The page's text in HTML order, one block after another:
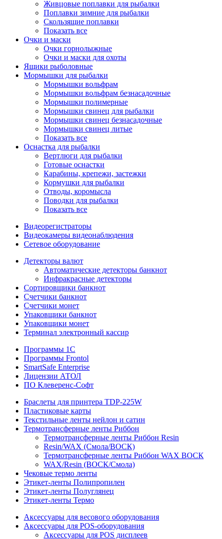
Живцовые поплавки для рыбалки
Поплавки зимние для рыбалки
Скользящие поплавки
Показать все
Очки и маски
Очки горнолыжные
Очки и маски для охоты
Ящики рыболовные
Мормышки для рыбалки
Мормышки вольфрам
Мормышки вольфрам безнасадочные
Мормышки полимерные
Мормышки свинец для рыбалки
Мормышки свинец безнасадочные
Мормышки свинец литые
Показать все
Оснастка для рыбалки
Вертлюги для рыбалки
Готовые оснастки
Карабины, крепежи, застежки
Кормушки для рыбалки
Отводы, коромысла
Поводки для рыбалки
Показать все
Видеорегистраторы
Видеокамеры видеонаблюдения
Сетевое оборудование
Детекторы валют
Автоматические детекторы банкнот
Инфракрасные детекторы
Сортировщики банкнот
Счетчики банкнот
Счетчики монет
Упаковщики банкнот
Упаковщики монет
Терминал электронный кассир
Программы 1C
Программы Frontol
SmartSafe Enterprise
Лицензии АТОЛ
ПО Клеверенс-Софт
Браслеты для принтера TDP-225W
Пластиковые карты
Текстильные ленты нейлон и сатин
Термотрансферные ленты Риббон
Термотрансферные ленты Риббон Resin
Resin/WAX (Смола/ВОСК)
Термотрансферные ленты Риббон WAX ВОСК
WAX/Resin (ВОСК/Смола)
Чековые термо ленты
Этикет-ленты Полипропилен
Этикет-ленты Полуглянец
Этикет-ленты Термо
Аксессуары для весового оборудования
Аксессуары для POS-оборудования
Аксессуары для POS дисплеев